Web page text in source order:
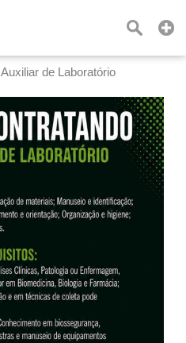
Auxiliar de Laboratório